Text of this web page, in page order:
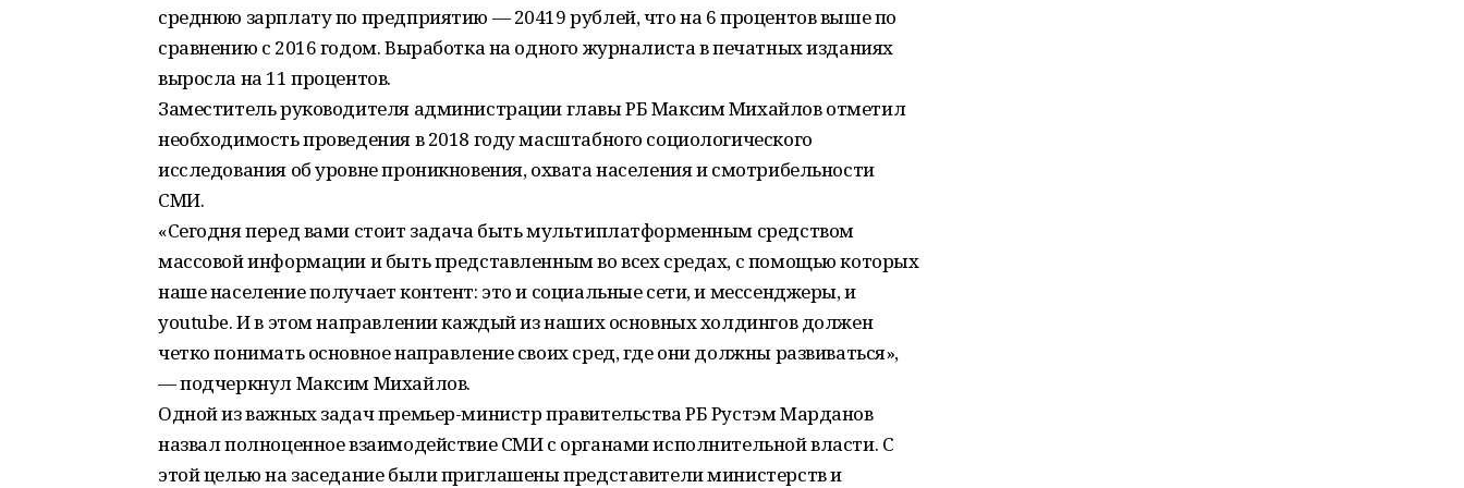
среднюю зарплату по предприятию — 20419 рублей, что на 6 процентов выше по
сравнению с 2016 годом. Выработка на одного журналиста в печатных изданиях
выросла на 11 процентов.
Заместитель руководителя администрации главы РБ Максим Михайлов отметил
необходимость проведения в 2018 году масштабного социологического
исследования об уровне проникновения, охвата населения и смотрибельности
СМИ.
«Сегодня перед вами стоит задача быть мультиплатформенным средством
массовой информации и быть представленным во всех средах, с помощью которых
наше население получает контент: это и социальные сети, и мессенджеры, и
youtube. И в этом направлении каждый из наших основных холдингов должен
четко понимать основное направление своих сред, где они должны развиваться»,
— подчеркнул Максим Михайлов.
Одной из важных задач премьер-министр правительства РБ Рустэм Марданов
назвал полноценное взаимодействие СМИ с органами исполнительной власти. С
этой целью на заседание были приглашены представители министерств и